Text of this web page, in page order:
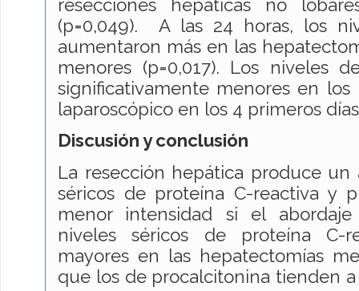
resecciones hepáticas no
(p=0,049). A las 24 horas, los
aumentaron más en las
menores (p=0,017). Los niveles
significativamente menores en
laparoscópico en los 4 primeros
Discusión y conclusión
La resección hepática produce
séricos de proteína C-reactiva y
menor intensidad si el abordaje
niveles séricos de proteína C-
mayores en las hepatectomías
que los de procalcitonina tienden